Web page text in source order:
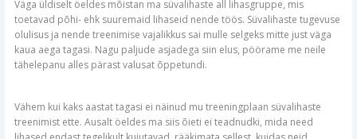
Väga üldiselt öeldes mõistan ma süvalihaste all lihasgruppe, mis
toetavad põhi- ehk suuremaid lihaseid nende töös. Süvalihaste tugevuse
olulisus ja nende treenimise vajalikkus sai mulle selgeks mitte just väga
kaua aega tagasi. Nagu paljude asjadega siin elus, pöörame me neile
tähelepanu alles pärast valusat õppetundi.
Vähem kui kaks aastat tagasi ei näinud mu treeningplaan süvalihaste
treenimist ette. Ausalt öeldes ma siis õieti ei teadnudki, mida need